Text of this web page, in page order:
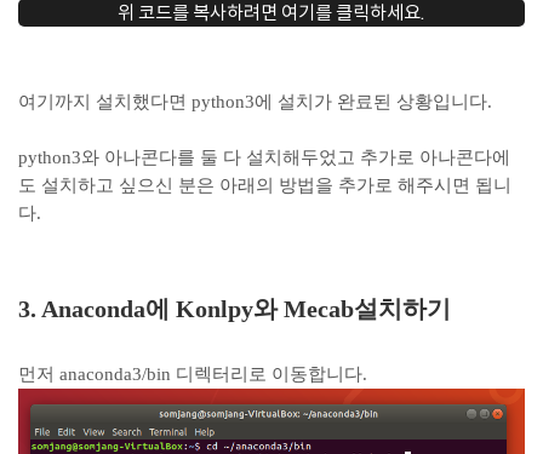
위 코드를 복사하려면 여기를 클릭하세요.
여기까지 설치했다면 python3에 설치가 완료된 상황입니다.
python3와 아나콘다를 둘 다 설치해두었고 추가로 아나콘다에
도 설치하고 싶으신 분은 아래의 방법을 추가로 해주시면 됩니
다.
3. Anaconda에 Konlpy와 Mecab설치하기
먼저 anaconda3/bin 디렉터리로 이동합니다.